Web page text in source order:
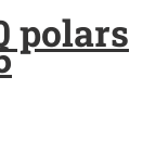
polars